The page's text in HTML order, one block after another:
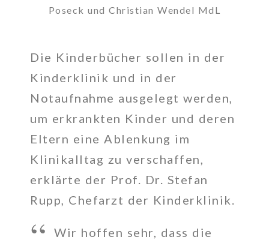
Poseck und Christian Wendel MdL
Die Kinderbücher sollen in der
Kinderklinik und in der
Notaufnahme ausgelegt werden,
um erkrankten Kinder und deren
Eltern eine Ablenkung im
Klinikalltag zu verschaffen,
erklärte der Prof. Dr. Stefan
Rupp, Chefarzt der Kinderklinik.
Wir hoffen sehr, dass die